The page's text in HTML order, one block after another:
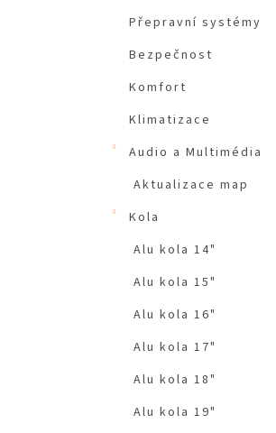
Přepravní systémy
Bezpečnost
Komfort
Klimatizace
Audio a Multimédia
Aktualizace map
Kola
Alu kola 14"
Alu kola 15"
Alu kola 16"
Alu kola 17"
Alu kola 18"
Alu kola 19"